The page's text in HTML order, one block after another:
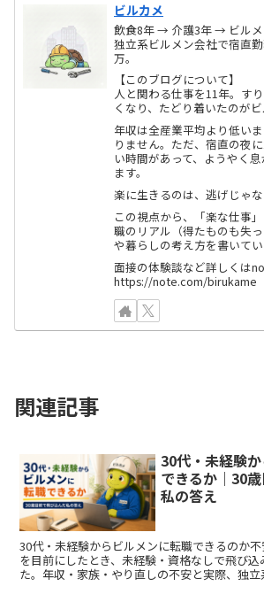
ビルカメ
飲食8年 → 介護3年 → ビルメ
独立系ビルメン会社で宿直
万。
【このブログについて】
人と関わる仕事を11年。す
くなり、たどり着いたのがビ
年収は全産業平均より低い
りません。ただ、宿直の夜
い時間があって、ようやく
ます。
楽に生きるのは、逃げじゃな
この視点から、「楽な仕事
職のリアル（得たものも失
や暮らしの考え方を書いてい
面接の体験談など詳しくは
https://note.com/birukame
関連記事
30代・未経験
できるか｜30
私の答え
30代・未経験からビルメンに転職できるのか
を目前にしたとき、未経験・資格なしで飛び
た。年収・家族・やり直しの不安と実際、独